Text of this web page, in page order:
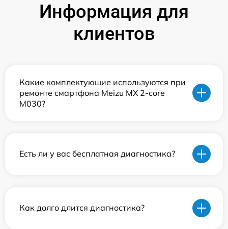
Информация для
клиентов
Какие комплектующие используются при
ремонте смартфона Meizu MX 2-core
M030?
Есть ли у вас бесплатная диагностика?
Как долго длится диагностика?